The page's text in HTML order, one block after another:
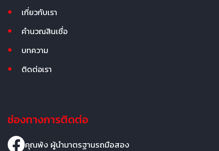
เกี่ยวกับเรา
คำนวณสินเชื่อ
บทความ
ติดต่อเรา
ช่องทางการติดต่อ
คุณพ้ง ผู้นำมาตรฐานรถมือสอง